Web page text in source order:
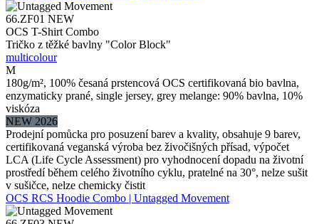
66.ZF01 NEW
OCS T-Shirt Combo
Tričko z těžké bavlny "Color Block"
multicolour
M
180g/m², 100% česaná prstencová OCS certifikovaná bio bavlna,
enzymaticky prané, single jersey, grey melange: 90% bavlna, 10%
viskóza
NEW 2026
Prodejní pomůcka pro posuzení barev a kvality, obsahuje 9 barev,
certifikovaná veganská výroba bez živočišných přísad, výpočet
LCA (Life Cycle Assessment) pro vyhodnocení dopadu na životní
prostředí během celého životního cyklu, pratelné na 30°, nelze sušit
v sušičce, nelze chemicky čistit
OCS RCS Hoodie Combo | Untagged Movement